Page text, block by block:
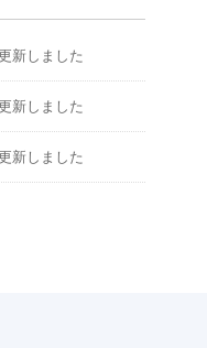
新しました
新しました
新しました